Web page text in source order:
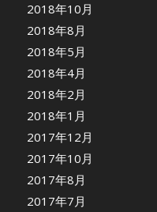
2018年10月
2018年8月
2018年5月
2018年4月
2018年2月
2018年1月
2017年12月
2017年10月
2017年8月
2017年7月